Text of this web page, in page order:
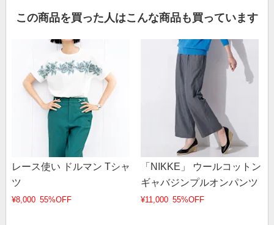
この商品を買った人はこんな商品も買っています
レース使い ドルマン Tシャ
ツ
¥8,000 55%OFF
「NIKKE」 ウールコットン
ギャバジンプルオンパンツ
¥11,000 55%OFF